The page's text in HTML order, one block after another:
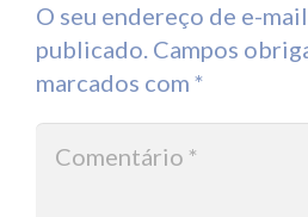
O seu endereço de e-
publicado. Campos
marcados com *